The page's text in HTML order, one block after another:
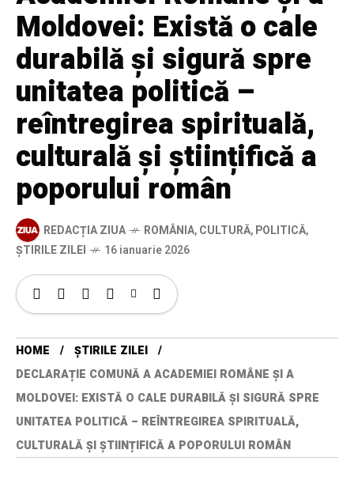
Moldovei: Există o cale
durabilă și sigură spre
unitatea politică –
reîntregirea spirituală,
culturală și științifică a
poporului român
REDACȚIA ZIUA ROMÂNIA,CULTURĂ,POLITICĂ,
ȘTIRILE ZILEI
16 ianuarie 2026
HOME
ȘTIRILE ZILEI
DECLARAȚIE COMUNĂ A ACADEMIEI ROMÂNE ȘI A
MOLDOVEI: EXISTĂ O CALE DURABILĂ ȘI SIGURĂ SPRE
UNITATEA POLITICĂ – REÎNTREGIREA SPIRITUALĂ,
CULTURALĂ ȘI ȘTIINȚIFICĂ A POPORULUI ROMÂN